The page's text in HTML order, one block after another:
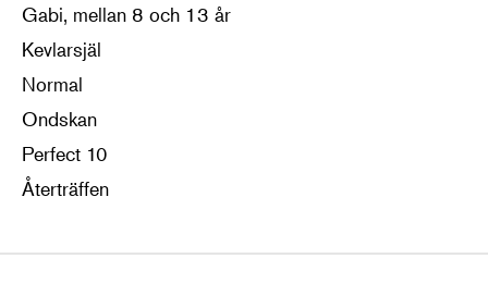
Gabi, mellan 8 och 13 år
Kevlarsjäl
Normal
Ondskan
Perfect 10
Återträffen